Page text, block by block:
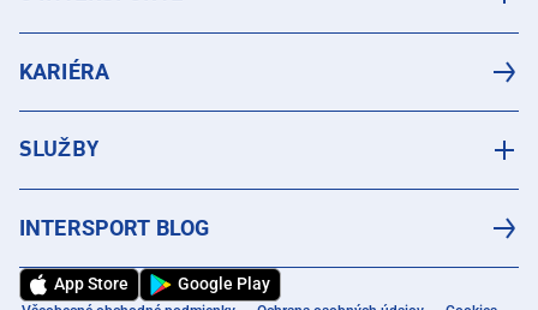
KARIÉRA
SLUŽBY
INTERSPORT BLOG
App Store Google Play